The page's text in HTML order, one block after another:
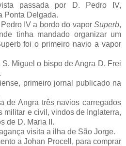
passada por D. Pedro IV,
Ponta Delgada.
IV a bordo do vapor Superb,
tinha mandado organizar um
foi o primeiro navio a vapor
Miguel o bispo de Angra D. Frei
primeiro jornal publicado na
de Angra três navios carregados
militar e civil, vindos de Inglaterra,
de D. Maria II.
visita a ilha de São Jorge.
a Johan Procell, para comprar